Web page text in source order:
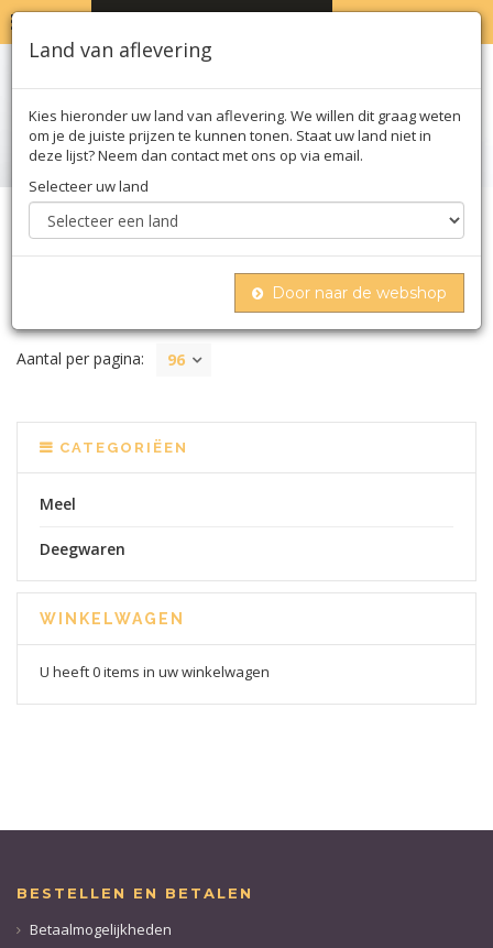
Home Biologisch
Aantal per pagina: 96
CATEGORIËEN
Meel
Deegwaren
WINKELWAGEN
U heeft 0 items in uw winkelwagen
BESTELLEN EN BETALEN
Betaalmogelijkheden
Land van aflevering
Kies hieronder uw land van aflevering. We willen dit graag weten
om je de juiste prijzen te kunnen tonen. Staat uw land niet in
deze lijst? Neem dan contact met ons op via email.
Selecteer uw land
Door naar de webshop